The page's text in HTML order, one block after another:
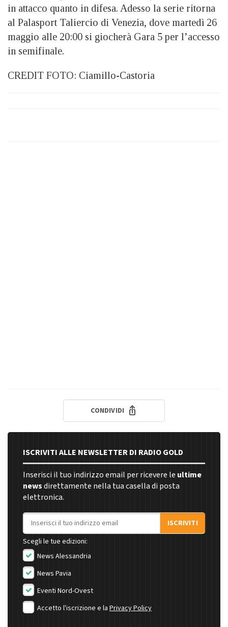
in attacco quanto in difesa. Adesso la serie ritorna
al Palasport Taliercio di Venezia, dove martedì 26
maggio alle 20:00 si giocherà Gara 5 per l’accesso
in semifinale.
CREDIT FOTO: Ciamillo-Castoria
CONDIVIDI
ISCRIVITI ALLE NEWSLETTER DI RADIO GOLD
Inserisci il tuo indirizzo email per ricevere le ultime
newsdirettamente nella tua casella di posta
elettronica.
Indirizzo email
ISCRIVITI
Scegli le tue edizioni:
News Alessandria
News Pavia
Eventi Nord-Ovest
Accetto l'iscrizione e la Privacy Policy